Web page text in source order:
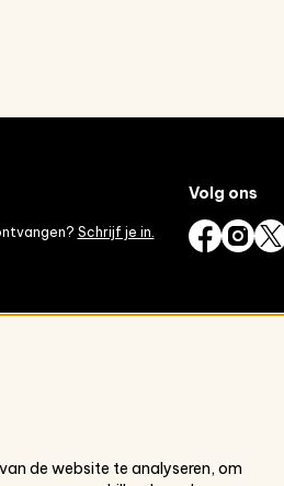
Schrijf je in.
Volg ons
de website te analyseren, om